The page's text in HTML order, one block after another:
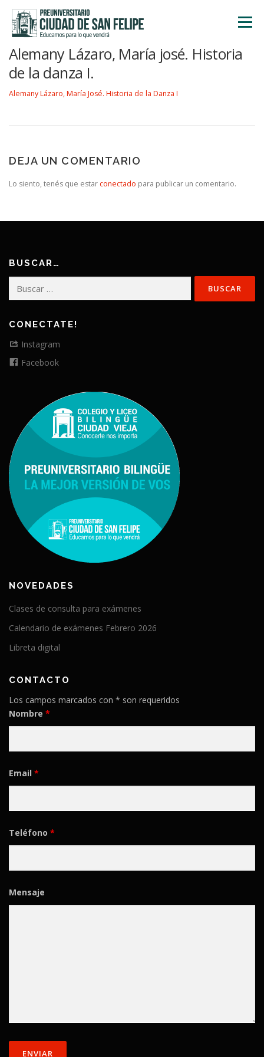
contenido
Menú
INICIO NOSOTROS
Alemany Lázaro, María josé. Historia
de la danza I.
Alemany Lázaro, María José. Historia de la Danza I
DEJA UN COMENTARIO
Lo siento, tenés que estar conectado para publicar un comentario.
BUSCAR…
CONECTATE!
Instagram
Facebook
NOVEDADES
Clases de consulta para exámenes
Calendario de exámenes Febrero 2026
Libreta digital
CONTACTO
Los campos marcados con * son requeridos
Nombre *
Email *
Teléfono *
Mensaje